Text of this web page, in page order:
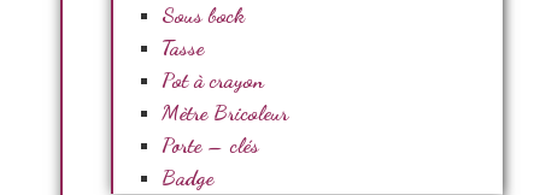
Sous bock
Tasse
Pot à crayon
Mètre Bricoleur
Porte – clés
Badge